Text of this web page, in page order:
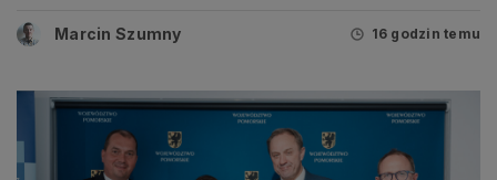
Marcin Szumny 16 godzin temu